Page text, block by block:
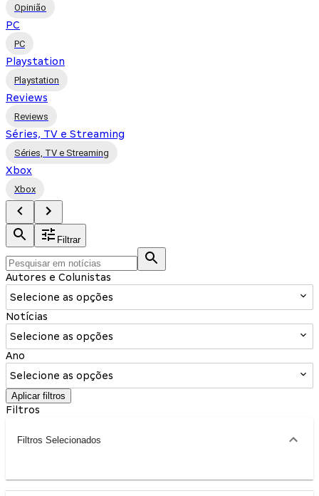
Opinião
PC
PC
Playstation
Playstation
Reviews
Reviews
Séries, TV e Streaming
Séries, TV e Streaming
Xbox
Xbox
Filtrar
Autores e Colunistas
Selecione as opções
Notícias
Selecione as opções
Ano
Selecione as opções
Aplicar filtros
Filtros
Filtros Selecionados